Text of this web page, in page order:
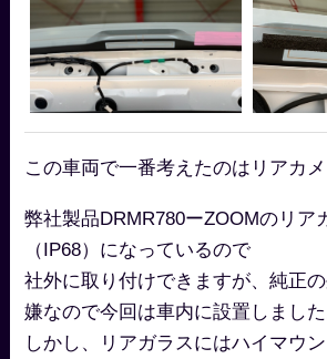
この車両で一番考えたのはリアカメ
弊社製品DRMR780ーZOOMのリア
（IP68）になっているので
社外に取り付けできますが、純正
嫌なので今回は車内に設置しました
しかし、リアガラスにはハイマウ